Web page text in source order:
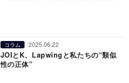
コラム 2025.06.22
JOIとK、Lapwingと私たちの“類似
性の正体”